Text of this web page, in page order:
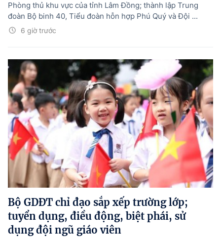
6 giờ trước
Phòng thủ khu vực của tỉnh Lâm Đồng; thành lập Trung
đoàn Bộ binh 40, Tiểu đoàn hỗn hợp Phú Quý và Đội ...
Bộ GDĐT chỉ đạo sắp xếp trường lớp;
tuyển dụng, điều động, biệt phái, sử
dụng đội ngũ giáo viên